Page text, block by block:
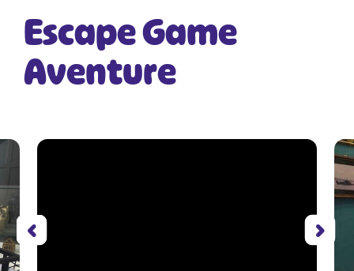
Escape Game
Aventure